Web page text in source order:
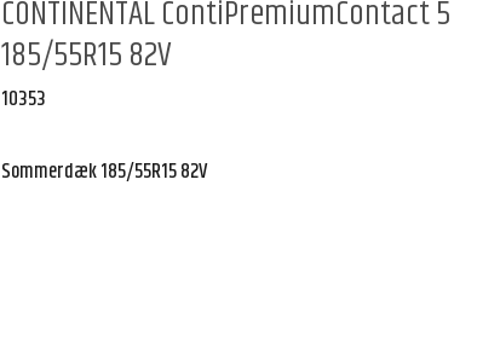
CONTINENTAL ContiPremiumContact 5
185/55R15 82V
10353
Sommerdæk 185/55R15 82V